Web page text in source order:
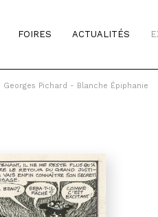
FOIRES ACTUALITÉS
Georges Pichard - Blanche Épiphanie